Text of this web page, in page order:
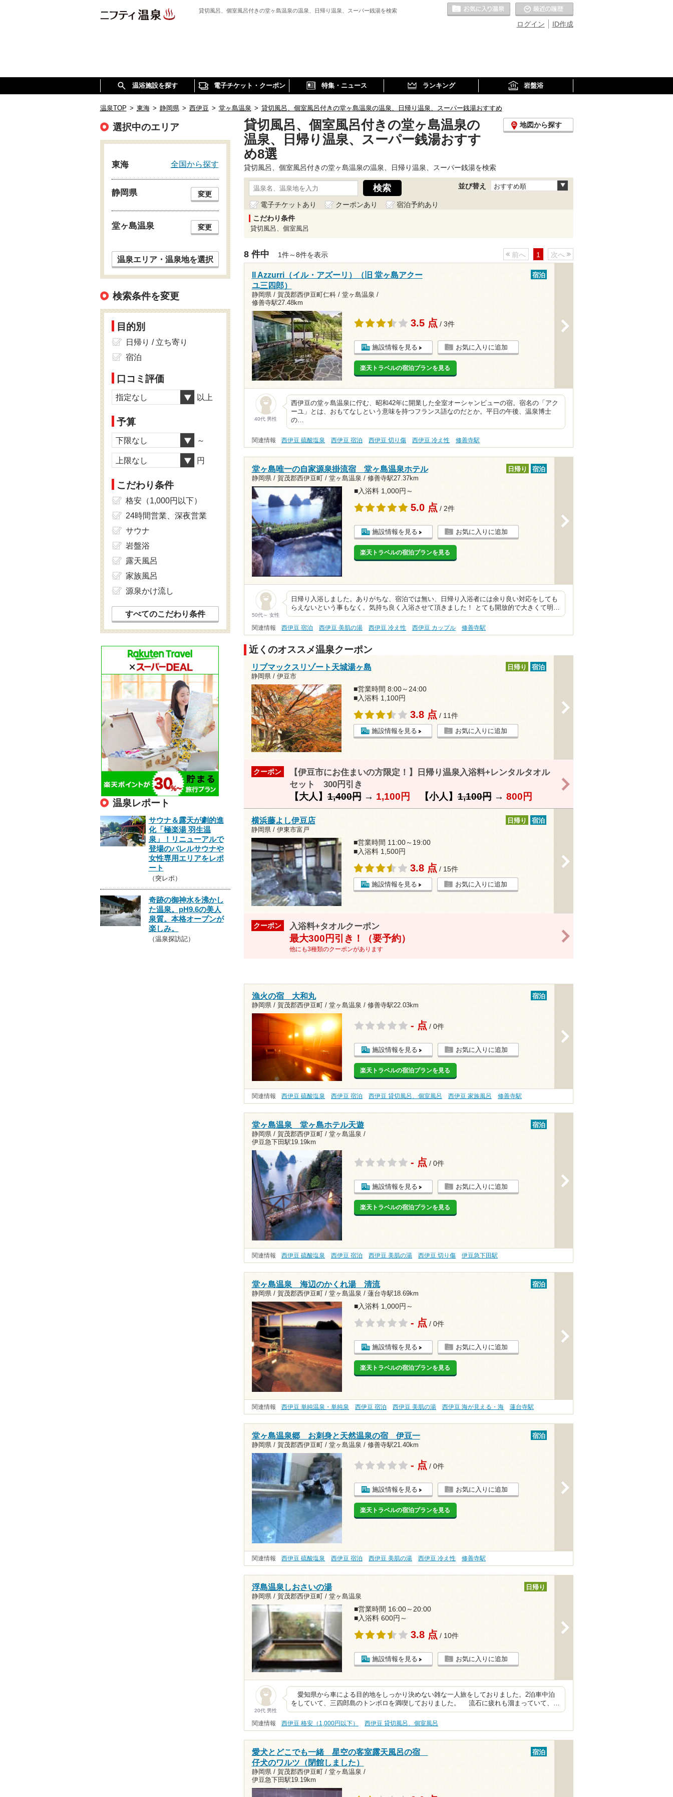
貸切風呂、個室風呂付きの堂ヶ島温泉の温泉、日帰り温泉、スーパー銭湯を検索
ID作成
ログイン
お気に入りの温泉
温浴施設を探す 電子チケット・クーポン 特集・ニュース ランキング 岩盤浴
温泉TOP > 東海 > 静岡県 > 西伊豆 > 堂ヶ島温泉 > 貸切風呂、個室風呂付きの堂ヶ島温泉の温泉、日帰り温泉、スーパー銭湯おすすめ
貸切風呂、個室風呂付きの堂ヶ島温泉の
温泉、日帰り温泉、スーパー銭湯おすす
め8選
地図から探す
貸切風呂、個室風呂付きの堂ヶ島温泉の温泉、日帰り温泉、スーパー銭湯を検索
並び替え おすすめ順
電子チケットあり クーポンあり
宿泊予約あり
こだわり条件
貸切風呂、個室風呂
8 件中 1件～8件を表示 前へ 1 次へ
Il Azzurri（イル・アズーリ）（旧 堂ヶ島アクー
ユ三四郎）
静岡県 / 賀茂郡西伊豆町仁科 / 堂ヶ島温泉 /
修善寺駅27.48km
宿泊
3.5 点 / 3件
施設情報を見る お気に入りに追加
楽天トラベルの宿泊プランを見る
40代 男性
西伊豆の堂ヶ島温泉に佇む、昭和42年に開業した全室オーシャンビューの宿。宿名の「アク
ーユ」とは、おもてなしという意味を持つフランス語なのだとか。平日の午後、温泉博士
の…
関連情報 西伊豆 硫酸塩泉 西伊豆 宿泊 西伊豆 切り傷 西伊豆 冷え性 修善寺駅
堂ヶ島唯一の自家源泉掛流宿 堂ヶ島温泉ホテル
静岡県 / 賀茂郡西伊豆町 / 堂ヶ島温泉 / 修善寺駅27.37km
日帰り 宿泊
■入浴料 1,000円～
5.0 点 / 2件
施設情報を見る お気に入りに追加
楽天トラベルの宿泊プランを見る
50代～ 女性
日帰り入浴しました。ありがちな、宿泊では無い、日帰り入浴者には余り良い対応をしても
らえないという事もなく。気持ち良く入浴させて頂きました！ とても開放的で大きくて明…
関連情報 西伊豆 宿泊 西伊豆 美肌の湯 西伊豆 冷え性 西伊豆 カップル 修善寺駅
近くのオススメ温泉クーポン
リブマックスリゾート天城湯ヶ島
静岡県 / 伊豆市
日帰り 宿泊
■営業時間 8:00～24:00
■入浴料 1,100円
3.8 点 / 11件
施設情報を見る お気に入りに追加
クーポン
【伊豆市にお住まいの方限定！】日帰り温泉入浴料+レンタルタオル
セット 300円引き
【大人】1,400円→ 1,100円 【小人】1,100円→ 800円
横浜藤よし伊豆店
静岡県 / 伊東市富戸
日帰り 宿泊
■営業時間 11:00～19:00
■入浴料 1,500円
3.8 点 / 15件
施設情報を見る お気に入りに追加
クーポン 入浴料+タオルクーポン
最大300円引き！（要予約）
他にも3種類のクーポンがあります
漁火の宿 大和丸
静岡県 / 賀茂郡西伊豆町 / 堂ヶ島温泉 / 修善寺駅22.03km
宿泊
- 点 / 0件
施設情報を見る お気に入りに追加
楽天トラベルの宿泊プランを見る
関連情報 西伊豆 硫酸塩泉 西伊豆 宿泊 西伊豆 貸切風呂、個室風呂 西伊豆 家族風呂 修善寺駅
堂ヶ島温泉 堂ヶ島ホテル天遊
静岡県 / 賀茂郡西伊豆町 / 堂ヶ島温泉 /
伊豆急下田駅19.19km
宿泊
- 点 / 0件
施設情報を見る お気に入りに追加
楽天トラベルの宿泊プランを見る
関連情報 西伊豆 硫酸塩泉 西伊豆 宿泊 西伊豆 美肌の湯 西伊豆 切り傷 伊豆急下田駅
堂ヶ島温泉 海辺のかくれ湯 清流
静岡県 / 賀茂郡西伊豆町 / 堂ヶ島温泉 / 蓮台寺駅18.69km
宿泊
■入浴料 1,000円～
- 点 / 0件
施設情報を見る お気に入りに追加
楽天トラベルの宿泊プランを見る
関連情報 西伊豆 単純温泉・単純泉 西伊豆 宿泊 西伊豆 美肌の湯 西伊豆 海が見える・海 蓮台寺駅
堂ヶ島温泉郷 お刺身と天然温泉の宿 伊豆一
静岡県 / 賀茂郡西伊豆町 / 堂ヶ島温泉 / 修善寺駅21.40km
宿泊
- 点 / 0件
施設情報を見る お気に入りに追加
楽天トラベルの宿泊プランを見る
関連情報 西伊豆 硫酸塩泉 西伊豆 宿泊 西伊豆 美肌の湯 西伊豆 冷え性 修善寺駅
浮島温泉しおさいの湯
静岡県 / 賀茂郡西伊豆町 / 堂ヶ島温泉
日帰り
■営業時間 16:00～20:00
■入浴料 600円～
3.8 点 / 10件
施設情報を見る お気に入りに追加
20代 男性
愛知県から車による目的地をしっかり決めない雑な一人旅をしておりました。2泊車中泊
をしていて、三四郎島のトンボロを満喫しておりました。 流石に疲れも溜まっていて、…
関連情報 西伊豆 格安（1,000円以下） 西伊豆 貸切風呂、個室風呂
愛犬とどこでも一緒 星空の客室露天風呂の宿
仔犬のワルツ（閉館しました）
静岡県 / 賀茂郡西伊豆町 / 堂ヶ島温泉 /
伊豆急下田駅19.19km
宿泊
選択中のエリア
東海 全国から探す
静岡県 変更
堂ヶ島温泉 変更
温泉エリア・温泉地を選択
検索条件を変更
目的別
日帰り / 立ち寄り
宿泊
口コミ評価
指定なし 以上
予算
下限なし ～
上限なし 円
こだわり条件
格安（1,000円以下）
24時間営業、深夜営業
サウナ
岩盤浴
露天風呂
家族風呂
源泉かけ流し
すべてのこだわり条件
温泉レポート
サウナ＆露天が劇的進
化「極楽湯 羽生温
泉」！リニューアルで
登場のバレルサウナや
女性専用エリアをレポ
ート
（突レポ）
奇跡の御神水を沸かし
た温泉。pH9.6の美人
泉質。本格オープンが
楽しみ。
（温泉探訪記）